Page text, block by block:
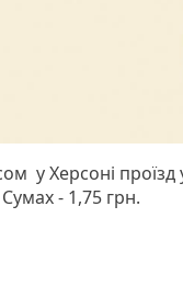
у Херсоні проїзд
- 1,75 грн.